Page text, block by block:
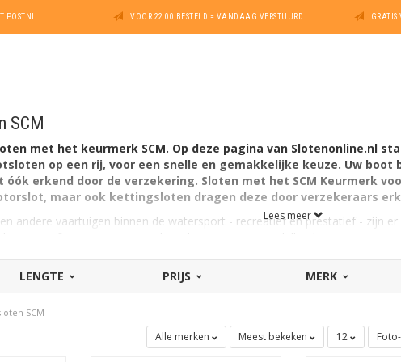
POSTNL VOOR 22:00 BESTELD = VANDAAG VERSTUURD
SCM
met het keurmerk SCM. Op deze pagina van Slotenonline.nl
op een rij, voor een snelle en gemakkelijke keuze. Uw
óók erkend door de verzekering. Sloten met het SCM Keurmerk
maar ook kettingsloten dragen deze door verzekeraars
andere vaartuigen binnen de watersport - recreatief en prestatief - zijn
veilige optie.
Lees meer
LENGTE PRIJS MERK
SCM
Alle merken Meest bekeken 12